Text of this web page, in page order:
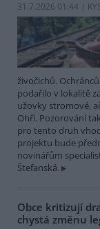
31.7.2026 01:44 |
živočichů.
podařilo v lokalitě
užovky stromové,
Ohří. Pozorování
pro tento druh
projektu bude
novinářům
Štefanská.
Obce kritizují
chystá změnu